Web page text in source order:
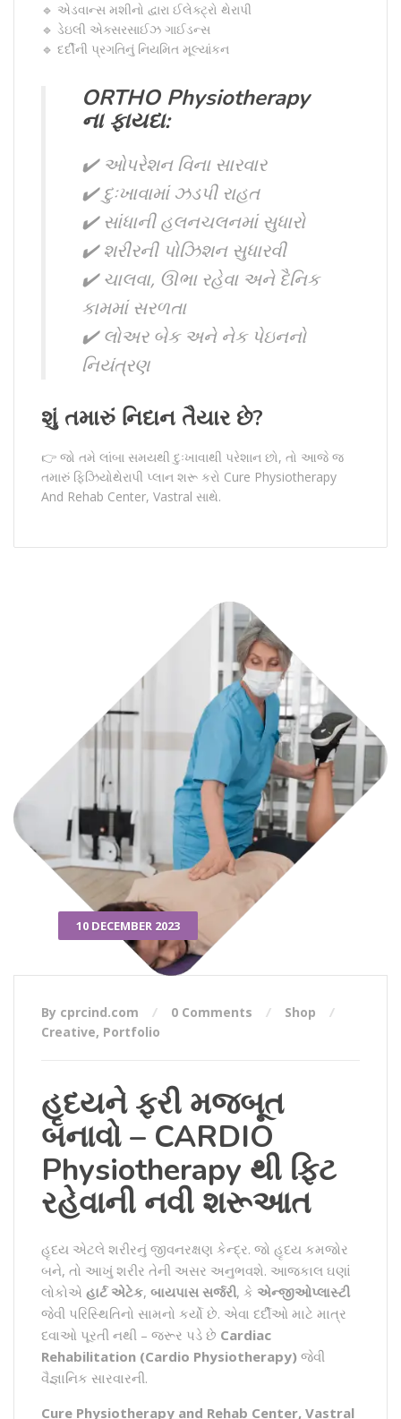
🔹 એડવાન્સ મશીનો દ્વારા ઈલેક્ટ્રો થેરાપી
🔹 ડેઇલી એક્સરસાઈઝ ગાઈડન્સ
🔹 દર્દીની પ્રગતિનું નિયમિત મૂલ્યાંકન
ORTHO Physiotherapy
ના ફાયદા:
✔️ ઓપરેશન વિના સારવાર
✔️ દુઃખાવામાં ઝડપી રાહત
✔️ સાંધાની હલનચલનમાં સુધારો
✔️ શરીરની પોઝિશન સુધારવી
✔️ ચાલવા, ઊભા રહેવા અને દૈનિક
કામમાં સરળતા
✔️ લોઅર બેક અને નેક પેઇનનો
નિયંત્રણ
શું તમારું નિદાન તૈયાર છે?
👉 જો તમે લાંબા સમયથી દુઃખાવાથી પરેશાન છો, તો આજે જ
તમારું ફિઝિયોથેરાપી પ્લાન શરૂ કરો Cure Physiotherapy
And Rehab Center, Vastral સાથે.
10 DECEMBER 2023
By cprcind.com 0 Comments
Shop
Creative, Portfolio
હૃદયને ફરી મજબૂત
બનાવો – CARDIO
Physiotherapy થી ફિટ
રહેવાની નવી શરૂઆત
હૃદય એટલે શરીરનું જીવનરક્ષણ કેન્દ્ર. જો હૃદય કમજોર
બને, તો આખું શરીર તેની અસર અનુભવશે. આજકાલ ઘણાં
લોકોએ હાર્ટ એટેક, બાયપાસ સર્જરી, કે એન્જીઓપ્લાસ્ટી
જેવી પરિસ્થિતિનો સામનો કર્યો છે. એવા દર્દીઓ માટે માત્ર
દવાઓ પૂરતી નથી – જરૂર પડે છે Cardiac
Rehabilitation (Cardio Physiotherapy) જેવી
વૈજ્ઞાનિક સારવારની.
Cure Physiotherapy and Rehab Center, Vastral